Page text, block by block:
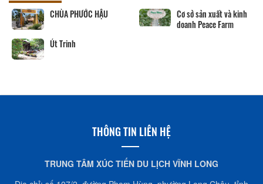
CHÙA PHƯỚC HẬU
Cơ sở sản xuất và kinh
doanh Peace Farm
Út Trinh
THÔNG TIN LIÊN HỆ
TRUNG TÂM XÚC TIẾN DU LỊCH VĨNH LONG